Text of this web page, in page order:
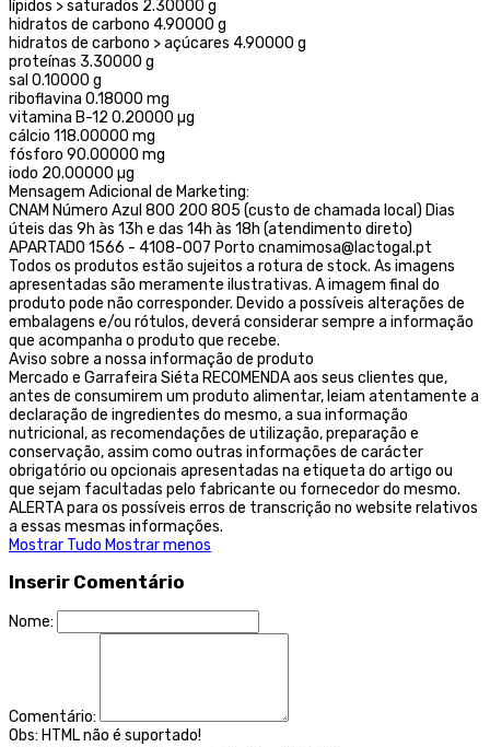
lípidos > saturados 2.30000 g
hidratos de carbono 4.90000 g
hidratos de carbono > açúcares 4.90000 g
proteínas 3.30000 g
sal 0.10000 g
riboflavina 0.18000 mg
vitamina B-12 0.20000 µg
cálcio 118.00000 mg
fósforo 90.00000 mg
iodo 20.00000 µg
Mensagem Adicional de Marketing:
CNAM Número Azul 800 200 805 (custo de chamada local) Dias
úteis das 9h às 13h e das 14h às 18h (atendimento direto)
APARTADO 1566 - 4108-007 Porto cnamimosa@lactogal.pt
Todos os produtos estão sujeitos a rotura de stock. As imagens
apresentadas são meramente ilustrativas. A imagem final do
produto pode não corresponder. Devido a possíveis alterações de
embalagens e/ou rótulos, deverá considerar sempre a informação
que acompanha o produto que recebe.
Aviso sobre a nossa informação de produto
Mercado e Garrafeira Siéta RECOMENDA aos seus clientes que,
antes de consumirem um produto alimentar, leiam atentamente a
declaração de ingredientes do mesmo, a sua informação
nutricional, as recomendações de utilização, preparação e
conservação, assim como outras informações de carácter
obrigatório ou opcionais apresentadas na etiqueta do artigo ou
que sejam facultadas pelo fabricante ou fornecedor do mesmo.
ALERTA para os possíveis erros de transcrição no website relativos
a essas mesmas informações.
Mostrar Tudo Mostrar menos
Inserir Comentário
Nome:
Comentário:
Obs: HTML não é suportado!